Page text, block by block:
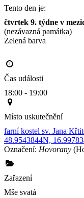
Tento den je:
čtvrtek 9. týdne v
(nezávazná památka)
Čas události
18:00 - 19:00
Místo uskutečnění
farní kostel sv. Jana
48.9543844N,
Označení: Hovorany
Zařazení
Mše svatá